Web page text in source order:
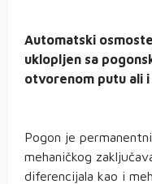
Automatski
uklopljen sa
otvorenom putu ali
Pogon je
mehaničkog
diferencijala kao i